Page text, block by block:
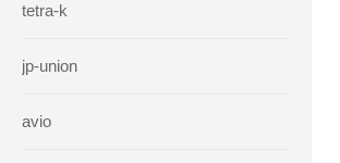
tetra-k
jp-union
avio